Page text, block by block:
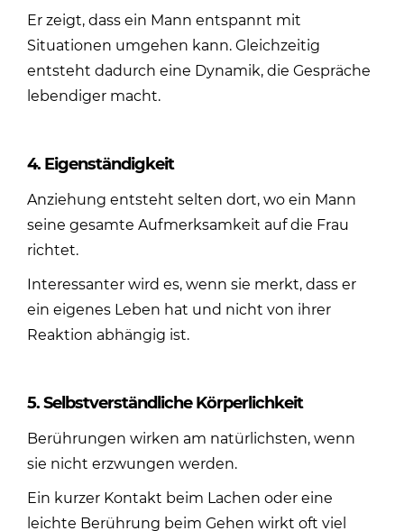
Er zeigt, dass ein Mann entspannt mit
Situationen umgehen kann. Gleichzeitig
entsteht dadurch eine Dynamik, die Gespräche
lebendiger macht.
4. Eigenständigkeit
Anziehung entsteht selten dort, wo ein Mann
seine gesamte Aufmerksamkeit auf die Frau
richtet.
Interessanter wird es, wenn sie merkt, dass er
ein eigenes Leben hat und nicht von ihrer
Reaktion abhängig ist.
5. Selbstverständliche Körperlichkeit
Berührungen wirken am natürlichsten, wenn
sie nicht erzwungen werden.
Ein kurzer Kontakt beim Lachen oder eine
leichte Berührung beim Gehen wirkt oft viel